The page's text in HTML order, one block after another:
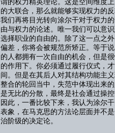
的大联合，那么就能够实现权力的
我们再将目光转向涂尔干对于权力
由与权力的论述。唯一我们可以意
选择职业的自由的。除了这一点之
偏差，你将会被规范所矫正。等于
的人都拥有一次自由的机会，但是
的作用下。你必须通过履行仪式，
间。但是在其后人对其结构功能主
整合的轮回当中，失范中体现出来
是无比的分散，最终是社会通过操
因此，一番比较下来，我认为涂尔
表象，在马克思的方法论层面并不
治阶级的决定论。